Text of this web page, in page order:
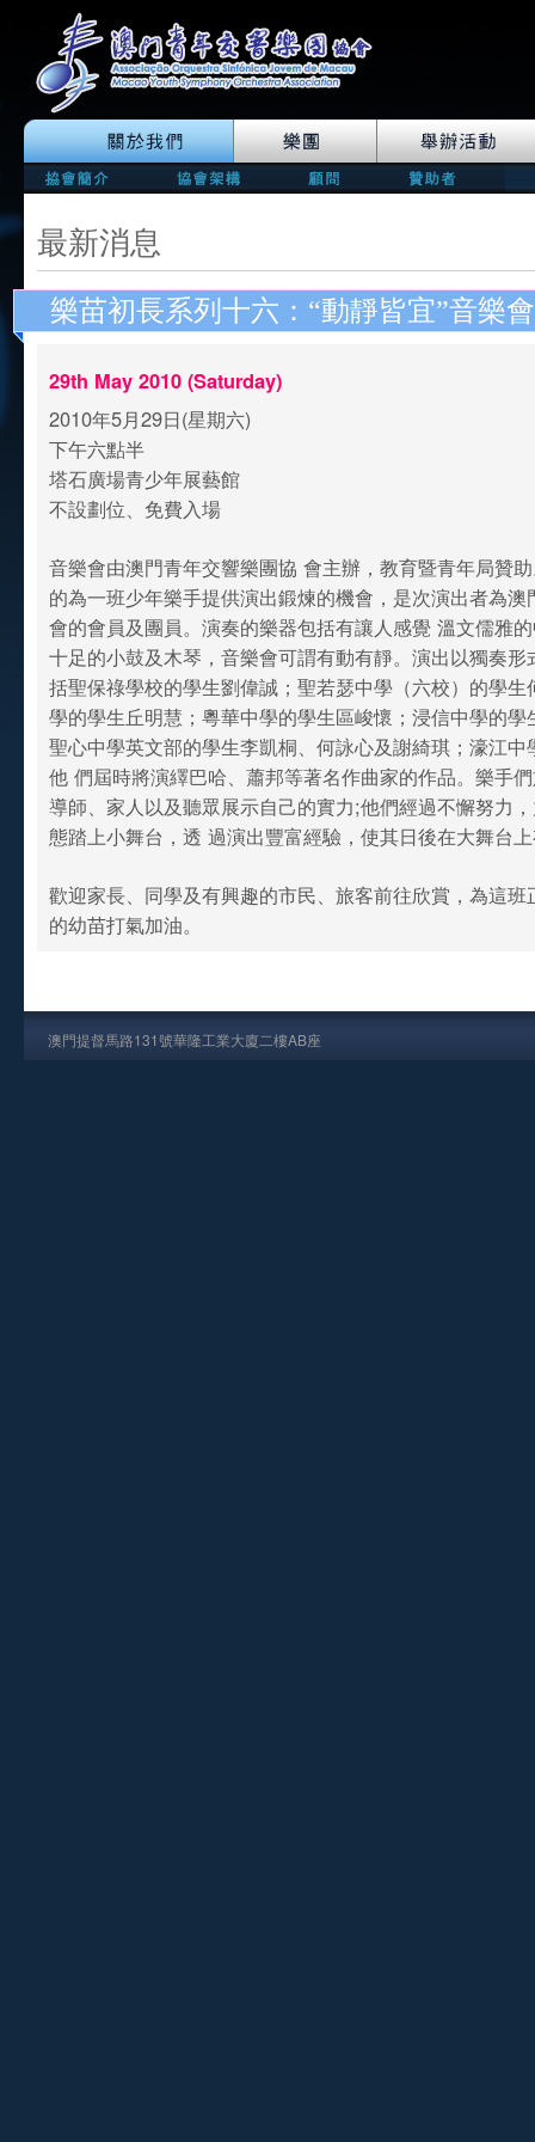
最新消息
樂苗初長系列十六：“動靜皆宜”音樂會
29th May 2010 (Saturday)
2010年5月29日(星期六)
下午六點半
塔石廣場青少年展藝館
不設劃位、免費入場
音樂會由澳門青年交響樂團協 會主辦，教育暨青年局贊
的為一班少年樂手提供演出鍛煉的機會，是次演出者為
會的會員及團員。演奏的樂器包括有讓人感覺 溫文儒雅
十足的小鼓及木琴，音樂會可謂有動有靜。演出以獨奏形
括聖保祿學校的學生劉偉誠；聖若瑟中學（六校）的學
學的學生丘明慧；粵華中學的學生區峻懷；浸信中學的學
聖心中學英文部的學生李凱桐、何詠心及謝綺琪；濠江中
他 們屆時將演繹巴哈、蕭邦等著名作曲家的作品。樂手
導師、家人以及聽眾展示自己的實力;他們經過不懈努力
態踏上小舞台，透 過演出豐富經驗，使其日後在大舞台
歡迎家長、同學及有興趣的市民、旅客前往欣賞，為這班
的幼苗打氣加油。
澳門提督馬路131號華隆工業大廈二樓AB座